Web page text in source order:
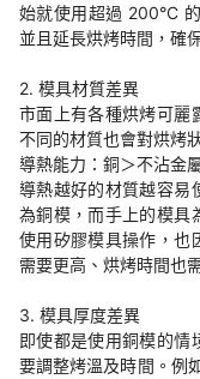
始就使用超過 200°C
並且延長烘烤時間，確
2. 模具材質差異
市面上有各種烘烤可麗
不同的材質也會對烘烤
導熱能力：銅＞不沾金
導熱越好的材質越容易
為銅模，而手上的模具
使用矽膠模具操作，也
需要更高、烘烤時間也
3. 模具厚度差異
即使都是使用銅模的情
要調整烤溫及時間。例